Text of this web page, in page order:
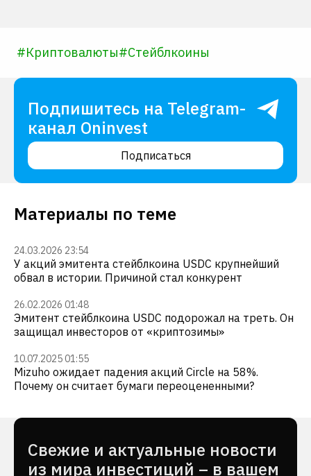
#Криптовалюты#Стейблкоины
Подпишитесь на Telegram-
канал Oninvest
Подписаться
Материалы по теме
24.03.2026 23:54
У акций эмитента стейблкоина USDC крупнейший
обвал в истории. Причиной стал конкурент
26.02.2026 01:48
Эмитент стейблкоина USDC подорожал на треть. Он
защищал инвесторов от «криптозимы»
10.07.2025 01:55
Mizuho ожидает падения акций Circle на 58%.
Почему он считает бумаги переоцененными?
Cвежие и актуальные новости
из мира инвестиций – в вашем